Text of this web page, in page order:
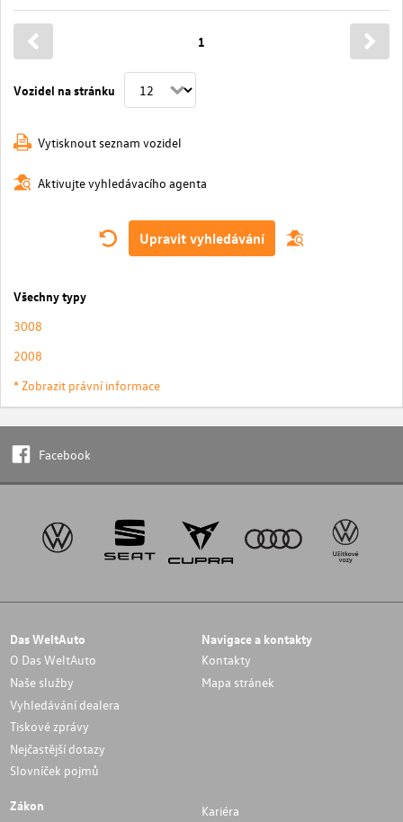
Vozidel na stránku
1
Vytisknout seznam vozidel
Aktivujte vyhledávacího agenta
Upravit vyhledávání
Všechny typy
3008
2008
* Zobrazit právní informace
Facebook
Das WeltAuto
O Das WeltAuto
Naše služby
Vyhledávání dealera
Tiskové zprávy
Nejčastější dotazy
Slovníček pojmů
Navigace a kontakty
Kontakty
Mapa stránek
Zákon Kariéra